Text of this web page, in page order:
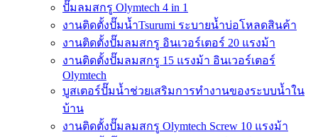
ปั๊มลมสกรู Olymtech 4 in 1
งานติดตั้งปั๊มน้ำTsurumi ระบายน้ำบ่อโหลดสินค้า
งานติดตั้งปั๊มลมสกรู อินเวอร์เตอร์ 20 แรงม้า
งานติดตั้งปั๊มลมสกรู 15 แรงม้า อินเวอร์เตอร์
Olymtech
บูสเตอร์ปั๊มน้ำช่วยเสริมการทำงานของระบบน้ำใน
บ้าน
งานติดตั้งปั๊มลมสกรู Olymtech Screw 10 แรงม้า